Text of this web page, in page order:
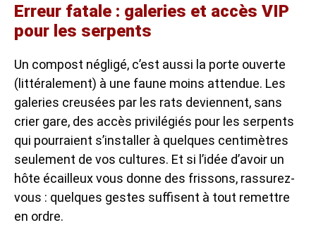
Erreur fatale : galeries et accès VIP
pour les serpents
Un compost négligé, c’est aussi la porte ouverte
(littéralement) à une faune moins attendue. Les
galeries creusées par les rats deviennent, sans
crier gare, des accès privilégiés pour les serpents
qui pourraient s’installer à quelques centimètres
seulement de vos cultures. Et si l’idée d’avoir un
hôte écailleux vous donne des frissons, rassurez-
vous : quelques gestes suffisent à tout remettre
en ordre.